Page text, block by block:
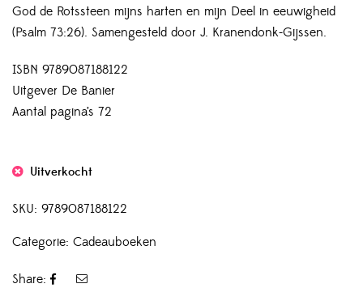
God de Rotssteen mijns harten en mijn Deel in eeuwigheid
(Psalm 73:26). Samengesteld door J. Kranendonk-Gijssen.
ISBN 9789087188122
Uitgever De Banier
Aantal pagina’s 72
Uitverkocht
SKU: 9789087188122
Categorie: Cadeauboeken
Share: